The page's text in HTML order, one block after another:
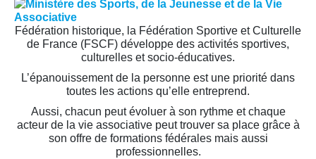
Fédération historique, la Fédération Sportive et Culturelle
de France (FSCF) développe des activités sportives,
culturelles et socio-éducatives.
L’épanouissement de la personne est une priorité dans
toutes les actions qu’elle entreprend.
Aussi, chacun peut évoluer à son rythme et chaque
acteur de la vie associative peut trouver sa place grâce à
son offre de formations fédérales mais aussi
professionnelles.